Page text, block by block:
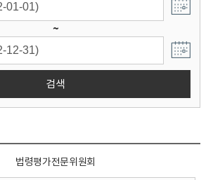
~
검색
법령평가전문위원회